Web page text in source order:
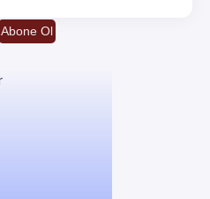
Abone Ol